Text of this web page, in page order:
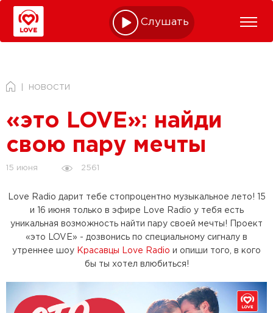
Слушать online
НОВОСТИ
«это LOVE»: найди
свою пару мечты
15 июня 2561
Love Radio дарит тебе стопроцентно музыкальное лето! 15
и 16 июня только в эфире Love Radio у тебя есть
уникальная возможность найти пару своей мечты! Проект
«это LOVE» - дозвонись по специальному сигналу в
утреннее шоу Красавцы Love Radio и опиши того, в кого
бы ты хотел влюбиться!